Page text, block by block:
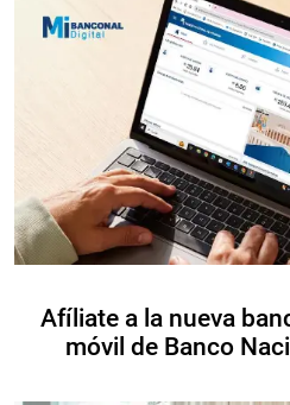
Afíliate a la nueva
móvil de Banco